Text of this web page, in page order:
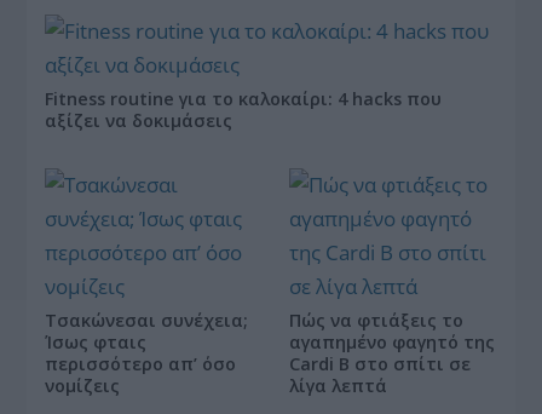
Fitness routine για το καλοκαίρι: 4 hacks που
αξίζει να δοκιμάσεις
Τσακώνεσαι συνέχεια;
Ίσως φταις
περισσότερο απ’ όσο
νομίζεις
Πώς να φτιάξεις το
αγαπημένο φαγητό της
Cardi B στο σπίτι σε
λίγα λεπτά